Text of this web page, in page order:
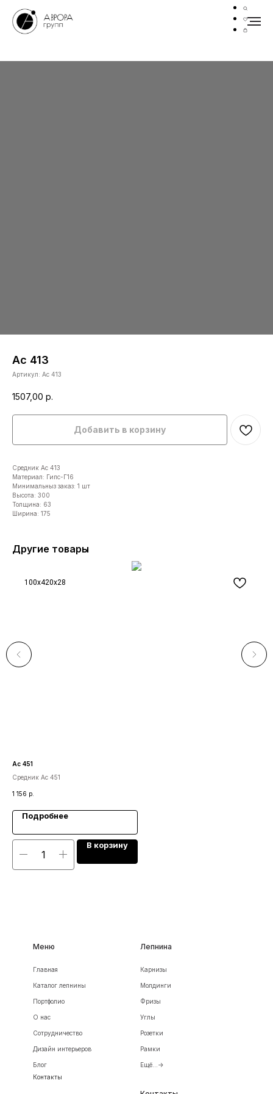
Ас 413
Артикул: Ас 413
1507,00 р.
Добавить в корзину
Средник Ас 413
Материал: Гипс-Г16
Минимальныз заказ: 1 шт
Высота: 300
Толщина: 63
Ширина: 175
Другие товары
100x420x28
Ас 451
Средник Ас 451
1 156 р.
Подробнее
В корзину
Меню
Главная
О нас
Каталог лепнины
Портфолио
Сотрудничество
Дизайн интерьеров
Блог
Контакты
Лепнина
Карнизы
Молдинги
Фризы
Углы
Розетки
Рамки
Ещё...->